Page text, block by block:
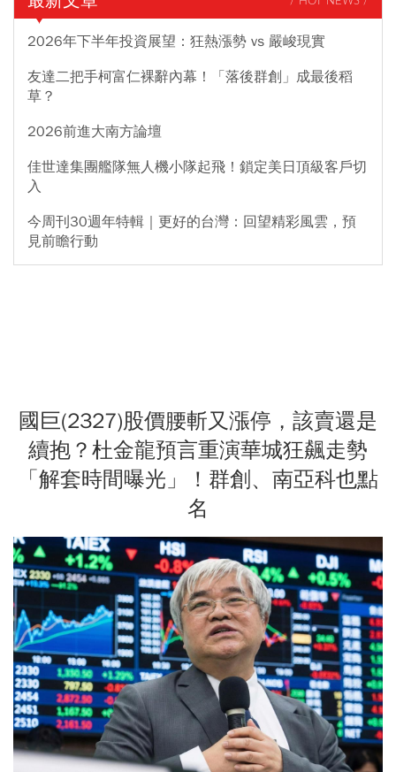
2026年下半年投資展望：狂熱漲勢 vs 嚴峻現實
友達二把手柯富仁裸辭內幕！「落後群創」成最後稻
草？
2026前進大南方論壇
佳世達集團艦隊無人機小隊起飛！鎖定美日頂級客戶切
入
今周刊30週年特輯｜更好的台灣：回望精彩風雲，預
見前瞻行動
國巨(2327)股價腰斬又漲停，該賣還是
續抱？杜金龍預言重演華城狂飆走勢
「解套時間曝光」！群創、南亞科也點
名